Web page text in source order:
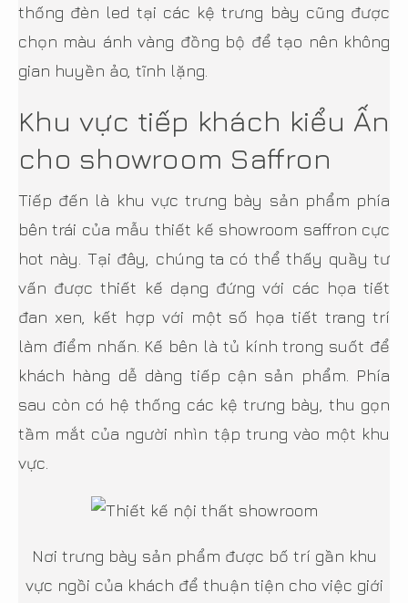
thống đèn led tại các kệ trưng bày cũng được
chọn màu ánh vàng đồng bộ để tạo nên không
gian huyền ảo, tĩnh lặng.
Khu vực tiếp khách kiểu Ấn
cho showroom Saffron
Tiếp đến là khu vực trưng bày sản phẩm phía
bên trái của mẫu thiết kế showroom saffron cực
hot này. Tại đây, chúng ta có thể thấy quầy tư
vấn được thiết kế dạng đứng với các họa tiết
đan xen, kết hợp với một số họa tiết trang trí
làm điểm nhấn. Kế bên là tủ kính trong suốt để
khách hàng dễ dàng tiếp cận sản phẩm. Phía
sau còn có hệ thống các kệ trưng bày, thu gọn
tầm mắt của người nhìn tập trung vào một khu
vực.
Nơi trưng bày sản phẩm được bố trí gần khu
vực ngồi của khách để thuận tiện cho việc giới